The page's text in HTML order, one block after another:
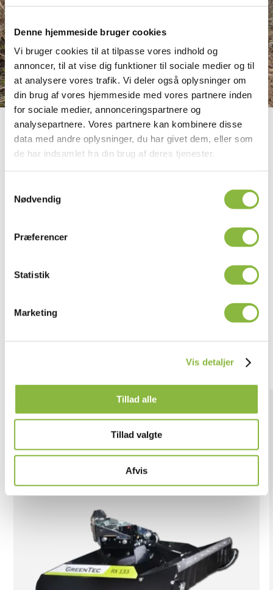
Denne hjemmeside bruger cookies
Vi bruger cookies til at tilpasse vores indhold og
annoncer, til at vise dig funktioner til sociale medier og til
at analysere vores trafik. Vi deler også oplysninger om
din brug af vores hjemmeside med vores partnere inden
for sociale medier, annonceringspartnere og
analysepartnere. Vores partnere kan kombinere disse
data med andre oplysninger, du har givet dem, eller som
de har indsamlet fra din brug af deres tjenester.
Nødvendig
Præferencer
Statistik
Marketing
Vis detaljer
Tillad alle
Tillad valgte
Afvis
Buskads- og kratrydning
under ekstreme forhold, hvor materialet kan variere fra bløde
Rotorknuserhovedet kan udstyres med kæder eller knive.
Knivene bruges til græsslåning under normale forhold.
, som kan
håndtere buske og krat med grene op til 4 cm i tykkelse.